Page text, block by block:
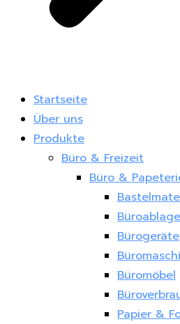
Startseite
Über uns
Produkte
Büro & Freizeit
Büro &
Bürogeräte
Büromöbel
Papier &